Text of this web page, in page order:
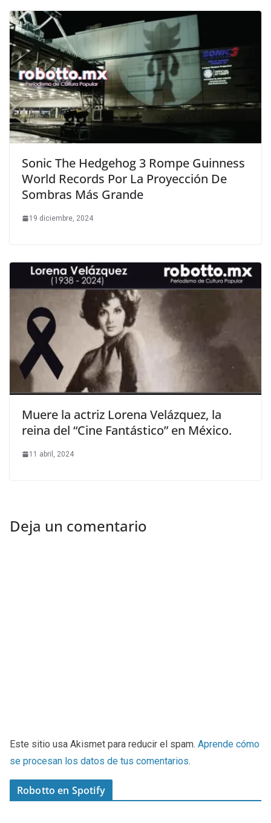
Sonic The Hedgehog 3 Rompe Guinness
World Records Por La Proyección De
Sombras Más Grande
19 diciembre, 2024
Muere la actriz Lorena Velázquez, la
reina del “Cine Fantástico” en México.
11 abril, 2024
Deja un comentario
Este sitio usa Akismet para reducir el spam. Aprende cómo
se procesan los datos de tus comentarios.
Robotto en Spotify